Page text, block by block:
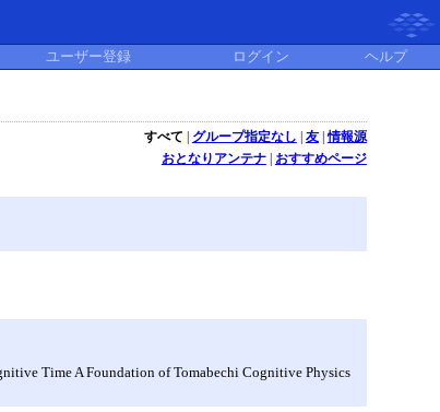
ユーザー登録 ログイン ヘルプ
すべて グループ指定なし 友|情報源
おとなりアンテナ| おすすめページ
Time A Foundation of Tomabechi Cognitive Physics